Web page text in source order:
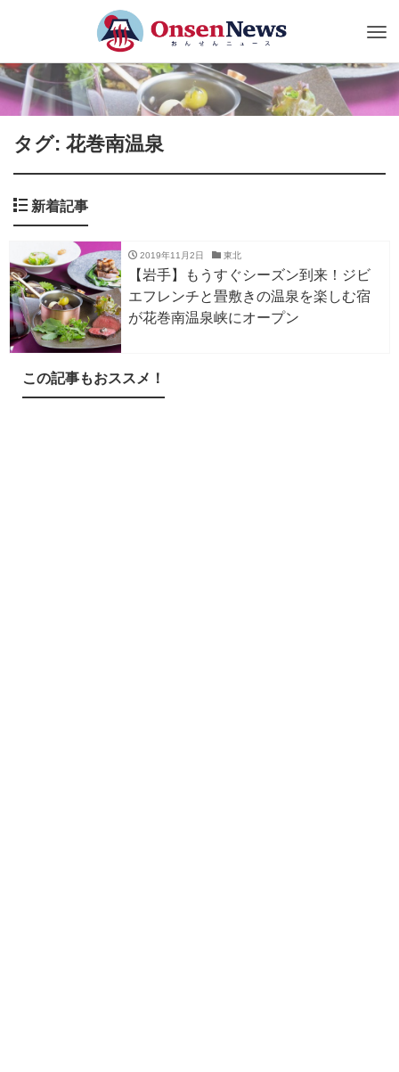
タグ: 花巻南温泉
新着記事
2019年11月2日 東北
【岩手】もうすぐシーズン到来！ジビ
エフレンチと畳敷きの温泉を楽しむ宿
が花巻南温泉峡にオープン
この記事もおススメ！